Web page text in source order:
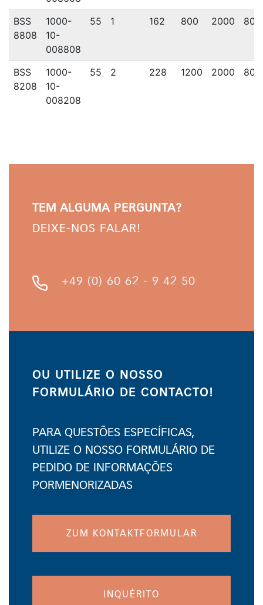
BSS
8808
1000-
10-
008808
55 1 162 800 2000 800
BSS
8208
1000-
10-
008208
55 2 228 1200 2000 800
TEM ALGUMA PERGUNTA?
DEIXE-NOS FALAR!
+49 (0) 60 62 - 9 42 50
OU UTILIZE O NOSSO
FORMULÁRIO DE CONTACTO!
PARA QUESTÕES ESPECÍFICAS,
UTILIZE O NOSSO FORMULÁRIO DE
PEDIDO DE INFORMAÇÕES
PORMENORIZADAS
ZUM KONTAKTFORMULAR
INQUÉRITO